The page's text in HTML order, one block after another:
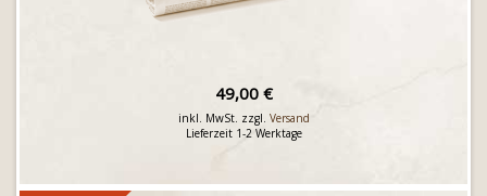
49,00 €
inkl. MwSt. zzgl. Versand
Lieferzeit 1-2 Werktage